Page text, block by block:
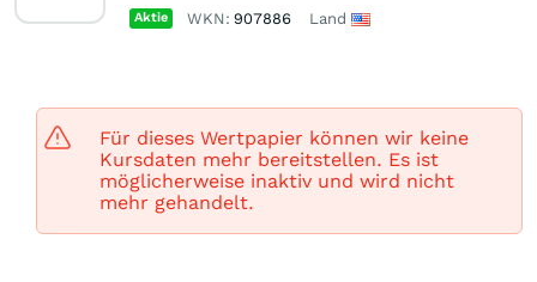
Aktie WKN:907886 Land
Für dieses Wertpapier können wir keine
Kursdaten mehr bereitstellen. Es ist
möglicherweise inaktiv und wird nicht
mehr gehandelt.